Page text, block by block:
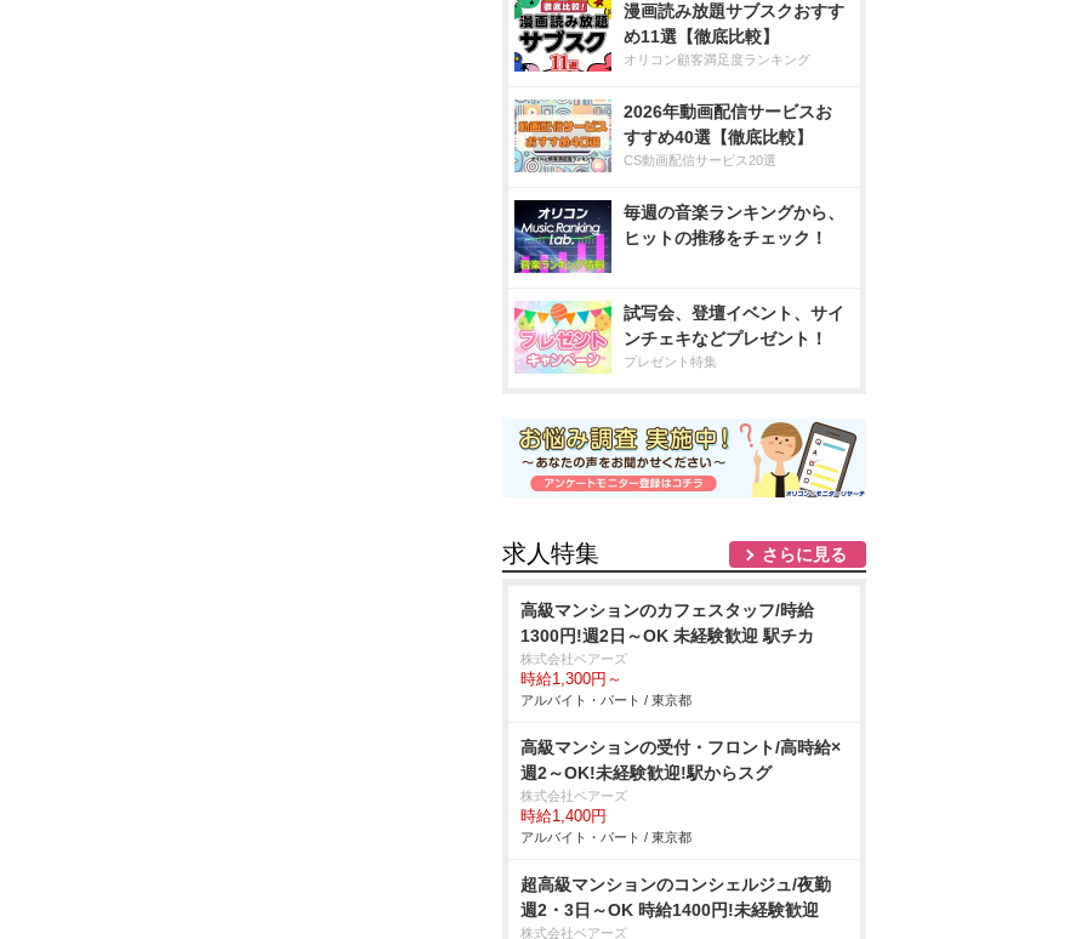
漫画読み放題サブスクおすす
め11選【徹底比較】
オリコン顧客満足度ランキング
2026年動画配信サービスお
すすめ40選【徹底比較】
CS動画配信サービス20選
毎週の音楽ランキングから、
ヒットの推移をチェック！
試写会、登壇イベント、サイ
ンチェキなどプレゼント！
プレゼント特集
求人特集 さらに見る
高級マンションのカフェスタッフ/時給
1300円!週2日～OK 未経験歓迎 駅チカ
株式会社ベアーズ
時給1,300円～
アルバイト・パート / 東京都
高級マンションの受付・フロント/高時給×
週2～OK!未経験歓迎!駅からスグ
株式会社ベアーズ
時給1,400円
アルバイト・パート / 東京都
超高級マンションのコンシェルジュ/夜勤
週2・3日～OK 時給1400円!未経験歓迎
株式会社ベアーズ